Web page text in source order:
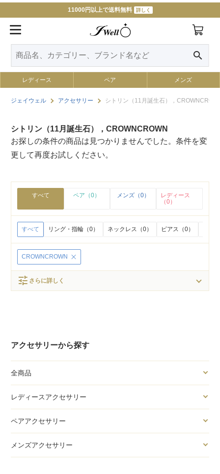
11000円以上で送料無料 詳しく
search
レディース ペア メンズ
ジェイウェル アクセサリー シトリン（11月誕生石），
アクセサリーから探す
全商品
レディースアクセサリー
ペアアクセサリー
メンズアクセサリー
シトリン（11月誕生石），CROWNCROWN
お探しの条件の商品は見つかりませんでした。条件を変
更して再度お試しください。
すべて ペア（0） メンズ（0）
レディース
（0）
すべて リング・指輪（0） ネックレス（0） ピアス（0）
CROWNCROWN
tune さらに詳しく